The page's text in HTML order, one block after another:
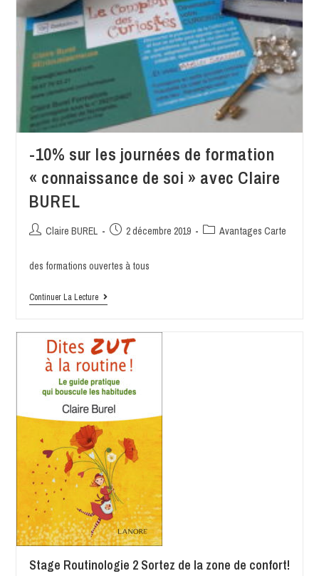
-10% sur les journées de formation
« connaissance de soi » avec Claire
BUREL
Claire BUREL 2 décembre 2019 Avantages Carte
des formations ouvertes à tous
Continuer La Lecture
Stage Routinologie 2 Sortez de la zone de confort!